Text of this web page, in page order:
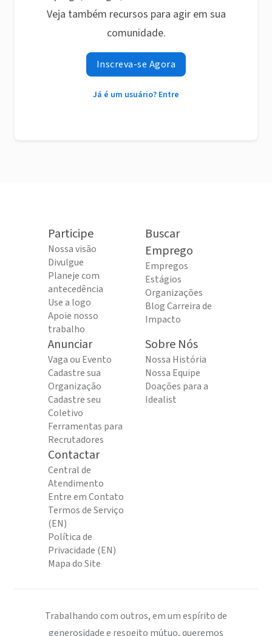
Veja também recursos para agir em sua
comunidade.
Inscreva-se Agora
Já é um usuário? Entre
Participe
Nossa visão
Divulgue
Planeje com
antecedência
Use a logo
Apoie nosso
trabalho
Buscar
Emprego
Empregos
Estágios
Organizações
Blog Carreira de
Impacto
Anunciar
Vaga ou Evento
Cadastre sua
Organização
Cadastre seu
Coletivo
Ferramentas para
Recrutadores
Sobre Nós
Nossa História
Nossa Equipe
Doações para a
Idealist
Contactar
Central de
Atendimento
Entre em Contato
Termos de Serviço
(EN)
Política de
Privacidade (EN)
Mapa do Site
Trabalhando com outros, em um espírito de
generosidade e respeito mútuo, queremos